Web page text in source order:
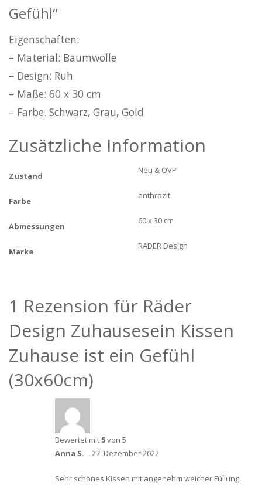
Gefühl“
Eigenschaften:
– Material: Baumwolle
– Design: Ruh
– Maße: 60 x 30 cm
– Farbe. Schwarz, Grau, Gold
Zusätzliche Information
Zustand
Neu & OVP
Farbe
anthrazit
Abmessungen
60 x 30 cm
Marke
RÄDER Design
1 Rezension für Räder
Design Zuhausesein Kissen
Zuhause ist ein Gefühl
(30x60cm)
Bewertet mit 5von 5
Anna S. – 27. Dezember 2022
Sehr schönes Kissen mit angenehm weicher Füllung.